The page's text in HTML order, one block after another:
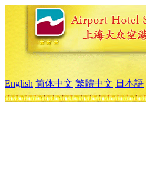
English 简体中文 繁體中文 日本語